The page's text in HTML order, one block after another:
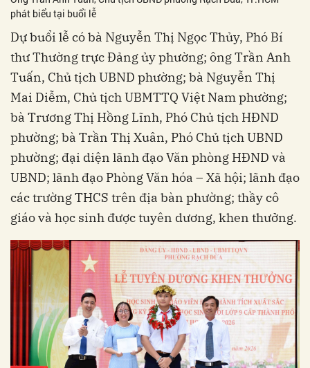
phát biểu tại buổi lễ
Dự buổi lễ có bà Nguyễn Thị Ngọc Thủy, Phó Bí
thư Thường trực Đảng ủy phường; ông Trần Anh
Tuấn, Chủ tịch UBND phường; bà Nguyễn Thị
Mai Diễm, Chủ tịch UBMTTQ Việt Nam phường;
bà Trương Thị Hồng Lĩnh, Phó Chủ tịch HĐND
phường; bà Trần Thị Xuân, Phó Chủ tịch UBND
phường; đại diện lãnh đạo Văn phòng HĐND và
UBND; lãnh đạo Phòng Văn hóa – Xã hội; lãnh đạo
các trường THCS trên địa bàn phường; thầy cô
giáo và học sinh được tuyên dương, khen thưởng.